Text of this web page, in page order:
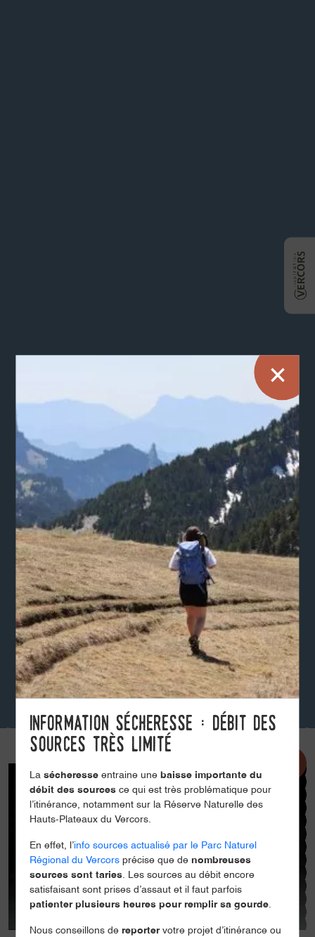
Information sécheresse : débit des
sources très limité
Lasécheresse entraine une baisse importante du
débit des sources ce qui est très problématique pour
l’itinérance, notamment sur la Réserve Naturelle des
Hauts-Plateaux du Vercors.
En effet, l’info sources actualisé par le Parc Naturel
Régional du Vercors précise que de nombreuses
sources sont taries. Les sources au débit encore
satisfaisant sont prises d’assaut et il faut parfois
patienter plusieurs heures pour remplir sa gourde.
Nous conseillons de reportervotre projet d’itinérance ou